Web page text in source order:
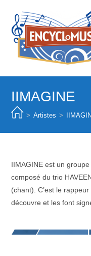
content
IIMAGINE
> Artistes >
IIMAGINE est un
composé du trio
(chant). C’est le
découvre et les font